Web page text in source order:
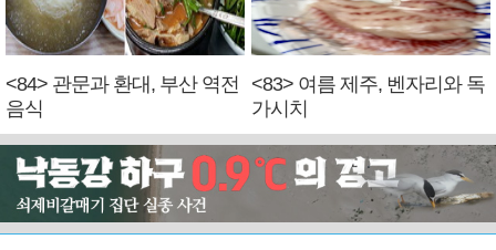
<84> 관문과 환대, 부산 역전
음식
<83> 여름 제주, 벤자리와 독
가시치